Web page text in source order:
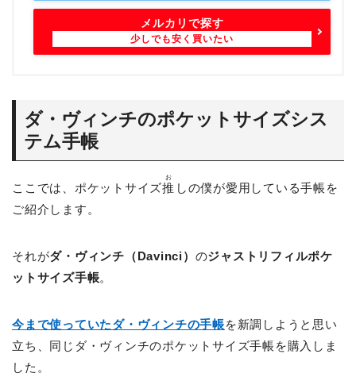
メルカリで探す
ダ・ヴィンチのポケットサイズシス
テム手帳
ここでは、ポケットサイズ推
お
しの僕が愛用している手帳を
ご紹介します。
それがダ・ヴィンチ（Davinci） のジャストリフィルポケ
ットサイズ手帳。
今まで使っていたダ・ヴィンチの手帳を新調しようと思い
立ち、同じダ・ヴィンチのポケットサイズ手帳を購入しま
した。